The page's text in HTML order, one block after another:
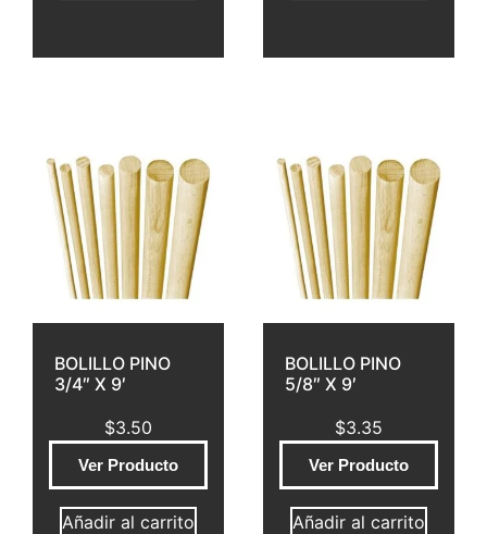
BOLILLO PINO
3/4″ X 9′
$3.50
Ver Producto
Añadir al carrito
BOLILLO PINO
5/8″ X 9′
$3.35
Ver Producto
Añadir al carrito